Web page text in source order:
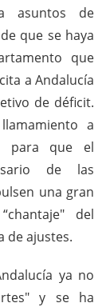
asuntos de
que se haya
que
a Andalucía
de déficit.
a
para que el
de las
una gran
del
de ajustes.
ya no
y se ha